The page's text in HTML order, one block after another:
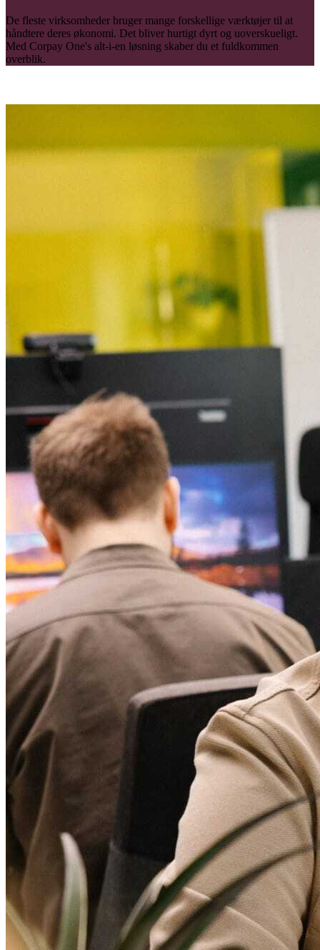
De fleste virksomheder bruger mange forskellige værktøjer til at
håndtere deres økonomi. Det bliver hurtigt dyrt og uoverskueligt.
Med Corpay One's alt-i-en løsning skaber du et fuldkommen
overblik.